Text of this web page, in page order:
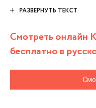
то, чтобы найти
когда контакты между
перерастает в
отношения.
РАЗВЕРНУТЬ ТЕКСТ
Смотреть онлайн
бесплатно в